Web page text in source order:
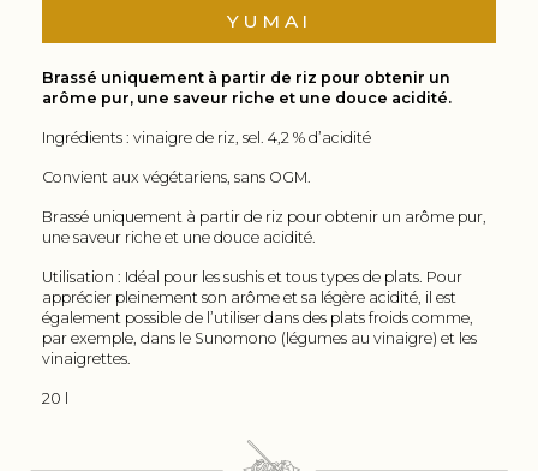
YUMAI
Brassé uniquement à partir de riz pour obtenir un
arôme pur, une saveur riche et une douce acidité.
Ingrédients : vinaigre de riz, sel. 4,2 % d’acidité
Convient aux végétariens, sans OGM.
Brassé uniquement à partir de riz pour obtenir un arôme pur,
une saveur riche et une douce acidité.
Utilisation : Idéal pour les sushis et tous types de plats. Pour
apprécier pleinement son arôme et sa légère acidité, il est
également possible de l’utiliser dans des plats froids comme,
par exemple, dans le Sunomono (légumes au vinaigre) et les
vinaigrettes.
20 l